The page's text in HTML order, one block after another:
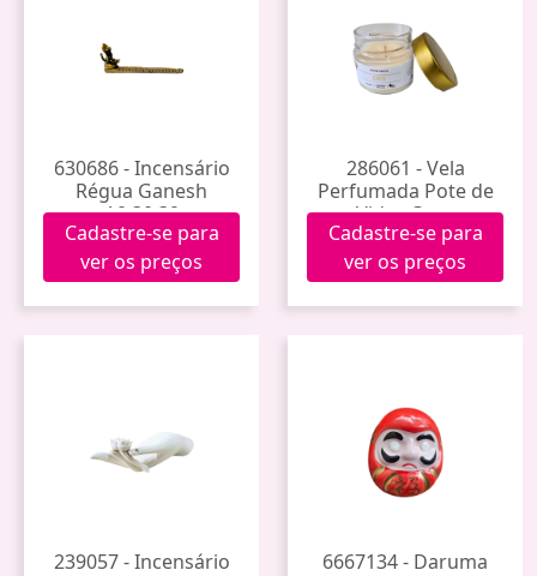
630686 - Incensário
Régua Ganesh
A0.30.39
Cadastre-se para
ver os preços
286061 - Vela
Perfumada Pote de
Vidro Coco
Cadastre-se para
ver os preços
239057 - Incensário
6667134 - Daruma